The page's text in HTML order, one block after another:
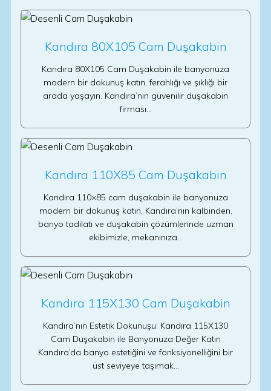
Kandıra 80X105 Cam Duşakabin
Kandıra 80X105 Cam Duşakabin ile banyonuza
modern bir dokunuş katın, ferahlığı ve şıklığı bir
arada yaşayın. Kandıra’nın güvenilir duşakabin
firması…
Kandıra 110X85 Cam Duşakabin
Kandıra 110×85 cam duşakabin ile banyonuza
modern bir dokunuş katın. Kandıra’nın kalbinden,
banyo tadilatı ve duşakabin çözümlerinde uzman
ekibimizle, mekanınıza…
Kandıra 115X130 Cam Duşakabin
Kandıra’nın Estetik Dokunuşu: Kandıra 115X130
Cam Duşakabin ile Banyonuza Değer Katın
Kandıra’da banyo estetiğini ve fonksiyonelliğini bir
üst seviyeye taşımak…